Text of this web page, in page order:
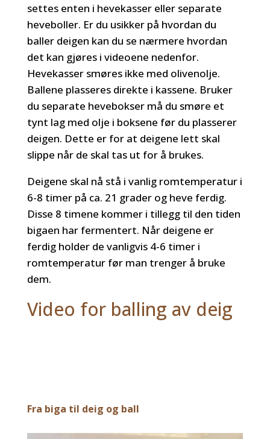
settes enten i hevekasser eller separate
heveboller. Er du usikker på hvordan du
baller deigen kan du se nærmere hvordan
det kan gjøres i videoene nedenfor.
Hevekasser smøres ikke med olivenolje.
Ballene plasseres direkte i kassene. Bruker
du separate hevebokser må du smøre et
tynt lag med olje i boksene før du plasserer
deigen. Dette er for at deigene lett skal
slippe når de skal tas ut for å brukes.
Deigene skal nå stå i vanlig romtemperatur i
6-8 timer på ca. 21 grader og heve ferdig.
Disse 8 timene kommer i tillegg til den tiden
bigaen har fermentert. Når deigene er
ferdig holder de vanligvis 4-6 timer i
romtemperatur før man trenger å bruke
dem.
Video for balling av deig
Fra biga til deig og ball